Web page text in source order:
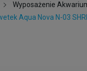
Wyposażenie
Aqua Nova N-03